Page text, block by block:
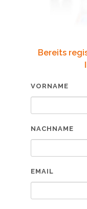
Bereits
VORNAME
NACHNAME
EMAIL